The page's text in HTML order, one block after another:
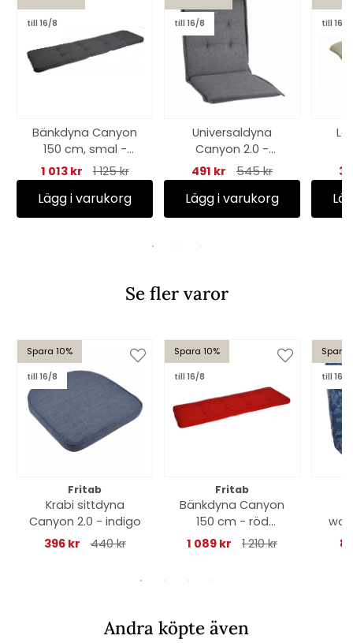
till 16/8
Bänkdyna Canyon
150 cm, smal -
granitgrå struktur
1 013 kr 1 125 kr
Lägg i varukorg
till 16/8
Universaldyna
Canyon 2.0 -
oxfordgrå
491 kr 545 kr
Lägg i varukorg
till 16/8
Se fler varor
Spara 10%
till 16/8
Fritab
Krabi sittdyna
Canyon 2.0 - indigo
396 kr
440 kr
Spara 10%
till 16/8
Fritab
Bänkdyna Canyon
150 cm - röd
struktur
1 089 kr 1 210 kr
Spara
till 16/8
Andra köpte även